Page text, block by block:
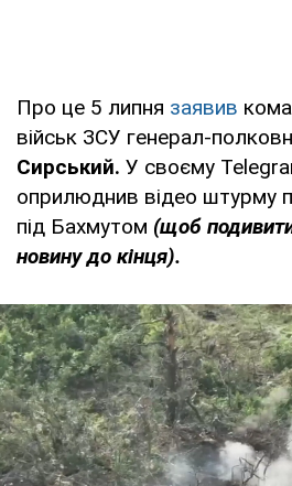
Про це 5 липня заявив
військ ЗСУ генерал-
Сирський. У своєму
оприлюднив відео штурму
під Бахмутом (щоб
новину до кінця).